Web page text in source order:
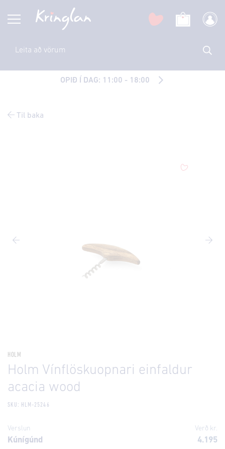
OPIÐ Í DAG: 11:00 - 18:00
Til baka
HOLM
Holm Vínflöskuopnari einfaldur
acacia wood
SKU: HLM-25246
Verslun Verð kr.
Kúnígúnd 4.195